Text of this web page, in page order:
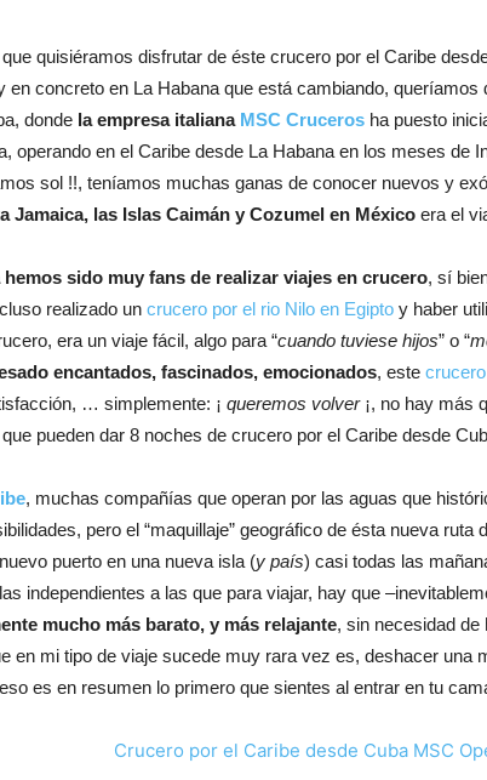
que quisiéramos disfrutar de éste crucero por el Caribe
concreto en La Habana que está cambiando,
donde la empresa italiana MSC Cruceros ha puesto
operando en el Caribe desde La Habana en los meses de
sol !!, teníamos muchas ganas de conocer nuevos y
Jamaica, las Islas Caimán y Cozumel en México era el
hemos sido muy fans de realizar viajes en crucero, sí
realizado un crucero por el rio Nilo en Egipto y haber
era un viaje fácil, algo para “cuando tuviese hijos” o “
encantados, fascinados, emocionados, este
… simplemente: ¡ queremos volver¡, no hay más
pueden dar 8 noches de crucero por el Caribe desde
, muchas compañías que operan por las aguas que
pero el “maquillaje” geográfico de ésta nueva
puerto en una nueva isla (y país) casi todas las
independientes a las que para viajar, hay que
mucho más barato, y más relajante, sin necesidad
en mi tipo de viaje sucede muy rara vez es, deshacer una
es en resumen lo primero que sientes al entrar en tu